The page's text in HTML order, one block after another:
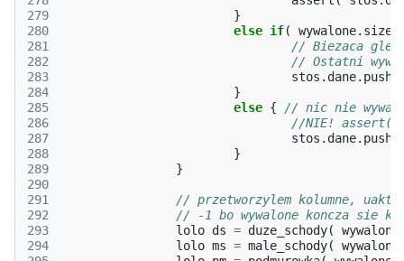
279
280
281
282
283
284
285
286
287
288
289
290
291
292
293
294
}
else if( wywalone. size
// Biezaca
// Ostatni
stos . dane.
}
else {
// nic nie
//NIE! assert(
stos . dane.
}
}
// przetworzylem kolumne,
// -1 bo wywalone koncza sie
lolo ds = duze_schody( wywalone
lolo ms = male_schody( wywalone